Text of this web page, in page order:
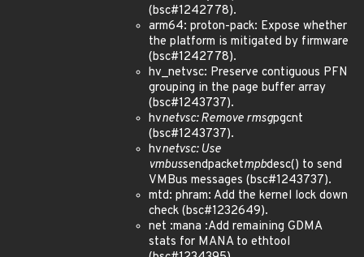
(bsc#1242778).
arm64: proton-pack: Expose whether
the platform is mitigated by firmware
(bsc#1242778).
hv_netvsc: Preserve contiguous PFN
grouping in the page buffer array
(bsc#1243737).
hvnetvsc: Remove rmsgpgcnt
(bsc#1243737).
hvnetvsc: Use
vmbussendpacketmpbdesc() to send
VMBus messages (bsc#1243737).
mtd: phram: Add the kernel lock down
check (bsc#1232649).
net :mana :Add remaining GDMA
stats for MANA to ethtool